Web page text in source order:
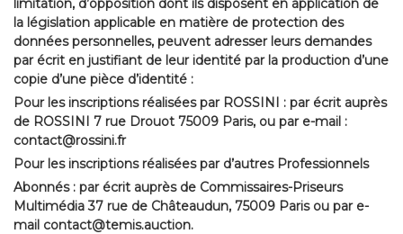
limitation, d’opposition dont ils disposent en application de
la législation applicable en matière de protection des
données personnelles, peuvent adresser leurs demandes
par écrit en justifiant de leur identité par la production d’une
copie d’une pièce d’identité :
Pour les inscriptions réalisées par ROSSINI : par écrit auprès
de ROSSINI 7 rue Drouot 75009 Paris, ou par e-mail :
contact@rossini.fr
Pour les inscriptions réalisées par d’autres Professionnels
Abonnés : par écrit auprès de Commissaires-Priseurs
Multimédia 37 rue de Châteaudun, 75009 Paris ou par e-
mail contact@temis.auction.